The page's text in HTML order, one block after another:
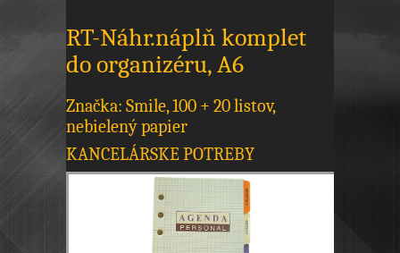
RT-Náhr.náplň komplet
do organizéru, A6
Značka: Smile, 100 + 20 listov,
nebielený papier
KANCELÁRSKE POTREBY